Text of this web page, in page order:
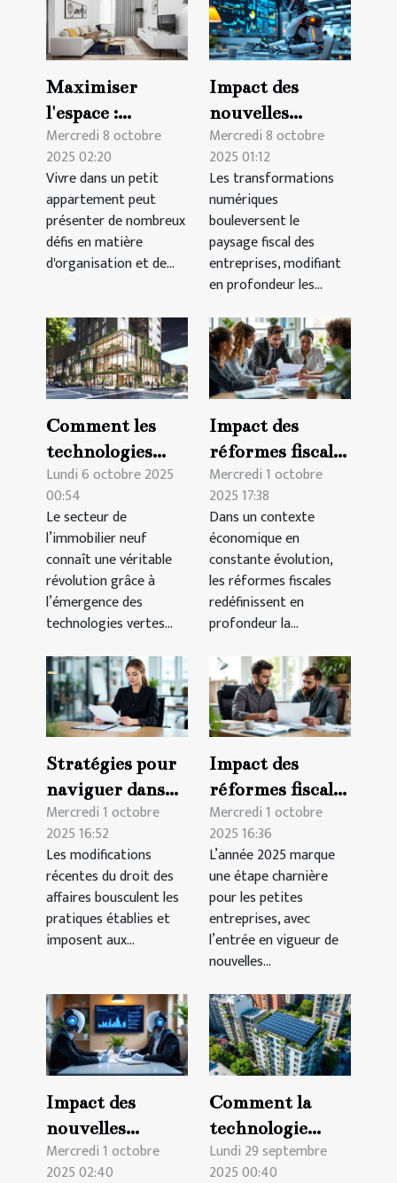
Maximiser
l'espace :
techniques pour
petits
appartements
Mercredi 8 octobre
2025 02:20
Vivre dans un petit
appartement peut
présenter de nombreux
défis en matière
d'organisation et de...
Impact des
nouvelles
technologies sur
la fiscalité des
entreprises
Mercredi 8 octobre
2025 01:12
Les transformations
numériques
bouleversent le
paysage fiscal des
entreprises, modifiant
en profondeur les...
Comment les
technologies
vertes
transforment
l'immobilier
neuf ?
Lundi 6 octobre 2025
00:54
Le secteur de
l’immobilier neuf
connaît une véritable
révolution grâce à
l’émergence des
technologies vertes...
Impact des
réformes fiscales
sur les
stratégies
d'emploi en
entreprise
Mercredi 1 octobre
2025 17:38
Dans un contexte
économique en
constante évolution,
les réformes fiscales
redéfinissent en
profondeur la...
Stratégies pour
naviguer dans
les modifications
récentes du
droit des affaires
Mercredi 1 octobre
2025 16:52
Les modifications
récentes du droit des
affaires bousculent les
pratiques établies et
imposent aux...
Impact des
réformes fiscales
2025 sur les
petites
entreprises
Mercredi 1 octobre
2025 16:36
L’année 2025 marque
une étape charnière
pour les petites
entreprises, avec
l’entrée en vigueur de
nouvelles...
Impact des
nouvelles
régulations sur
Mercredi 1 octobre
2025 02:40
Comment la
technologie
verte peut
Lundi 29 septembre
2025 00:40